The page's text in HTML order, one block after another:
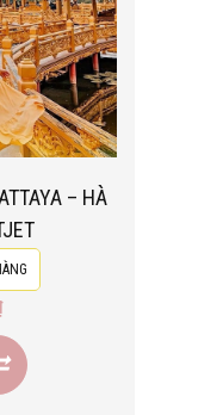
– HÀ